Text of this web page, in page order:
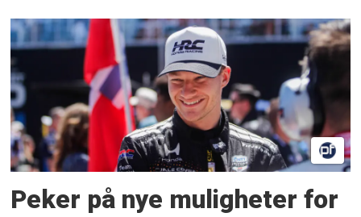
Peker på nye muligheter for